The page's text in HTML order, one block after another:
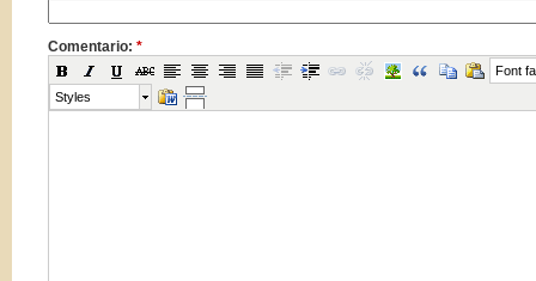
Comentario: *
Font
Styles